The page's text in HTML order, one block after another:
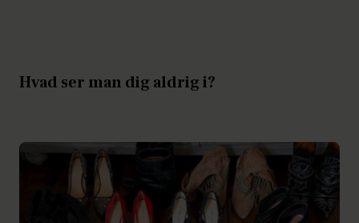
Hvad ser man dig aldrig i?